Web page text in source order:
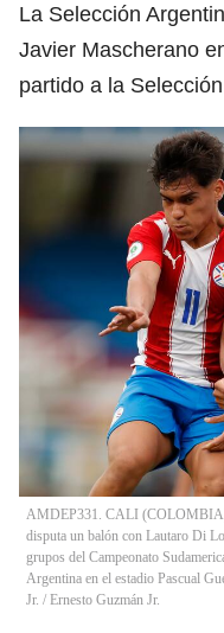
La Selección
Javier Mascherano
partido a la
AMDEP331. CALI
disputa un balón con Lautaro Di
grupos del Campeonato
Argentina en el estadio Pascual
Jr. / Ernesto Guzmán Jr.